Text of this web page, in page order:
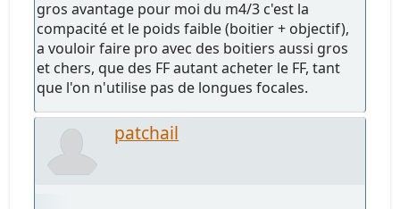
gros avantage pour moi du m4/3 c'est la
compacité et le poids faible (boitier + objectif),
a vouloir faire pro avec des boitiers aussi gros
et chers, que des FF autant acheter le FF, tant
que l'on n'utilise pas de longues focales.
patchail